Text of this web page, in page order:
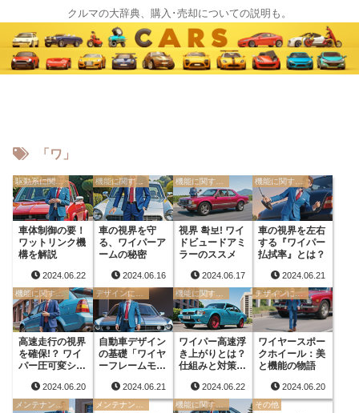
クルマの大辞典、購入･売却についての説明も。
「ワ」
駆動系に関する用語
車体制御の要！
ワットリンク機
構を解説
2024.06.22
機能に関する用語
車の視界を守
る、ワイパーア
ームの秘密
2024.06.16
機能に関する用語
視界 확보! ワイ
ドビュードアミ
ラーのススメ
2024.06.17
機能に関する用語
車の視界を左右
する『ワイパー
払拭率』とは？
2024.06.21
機能に関する用語
高速走行の視界
を確保!？ ワイ
パー圧可変シス
2024.06.20
自動車デザイン
の基礎「ワイヤ
ーフレームモデ
2024.06.21
機能に関する用語
ワイパー高速浮
き上がりとは？
仕組みと対策を
2024.06.22
デザインに関する用語
ワイヤースポー
クホイール：美
と機能の物語
2024.06.20
メンテナンスに関する用語 機能に関する用語 その他